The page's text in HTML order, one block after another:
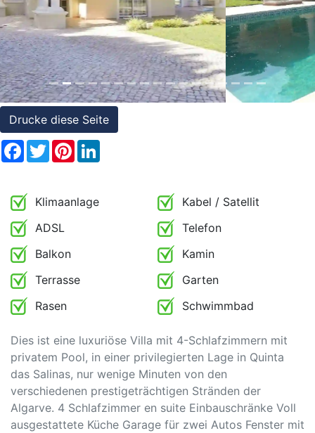
Referenzen
Immobilien
und
Steuerrecht
Drucke diese Seite
Facebook
TwitterPinterest
Klimaanlage
Kabel / Satellit
ADSL
Telefon
Balkon
Kamin
Terrasse
Garten
Rasen
Schwimmbad
Dies ist eine luxuriöse Villa mit 4-Schlafzimmern mit
privatem Pool, in einer privilegierten Lage in Quinta
das Salinas, nur wenige Minuten von den
verschiedenen prestigeträchtigen Stränden der
Algarve. 4 Schlafzimmer en suite Einbauschränke Voll
ausgestattete Küche Garage für zwei Autos Fenster mit